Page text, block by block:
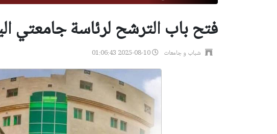
فتح باب الترشح لرئاسة جامعتي
شباب و جامعات 2025-08-10 01:06:43